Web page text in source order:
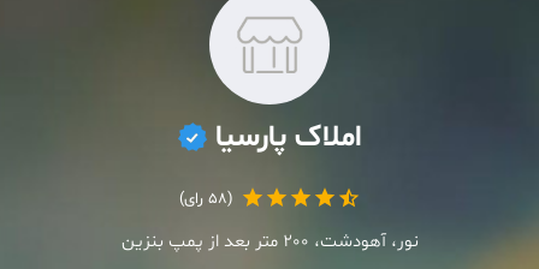
املاک پارسیا
(58 رای)
نور، آهودشت، 200 متر بعد از پمپ بنزین